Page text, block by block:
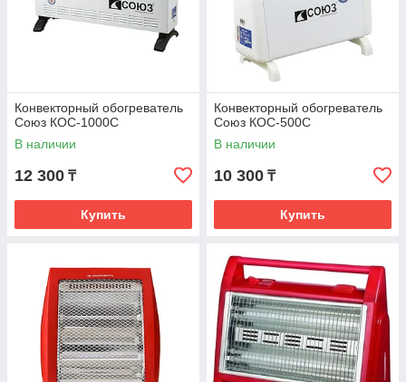
Конвекторный обогреватель
Союз КОС-1000С
В наличии
12 300 ₸
Купить
Конвекторный обогреватель
Союз КОС-500С
В наличии
10 300 ₸
Купить